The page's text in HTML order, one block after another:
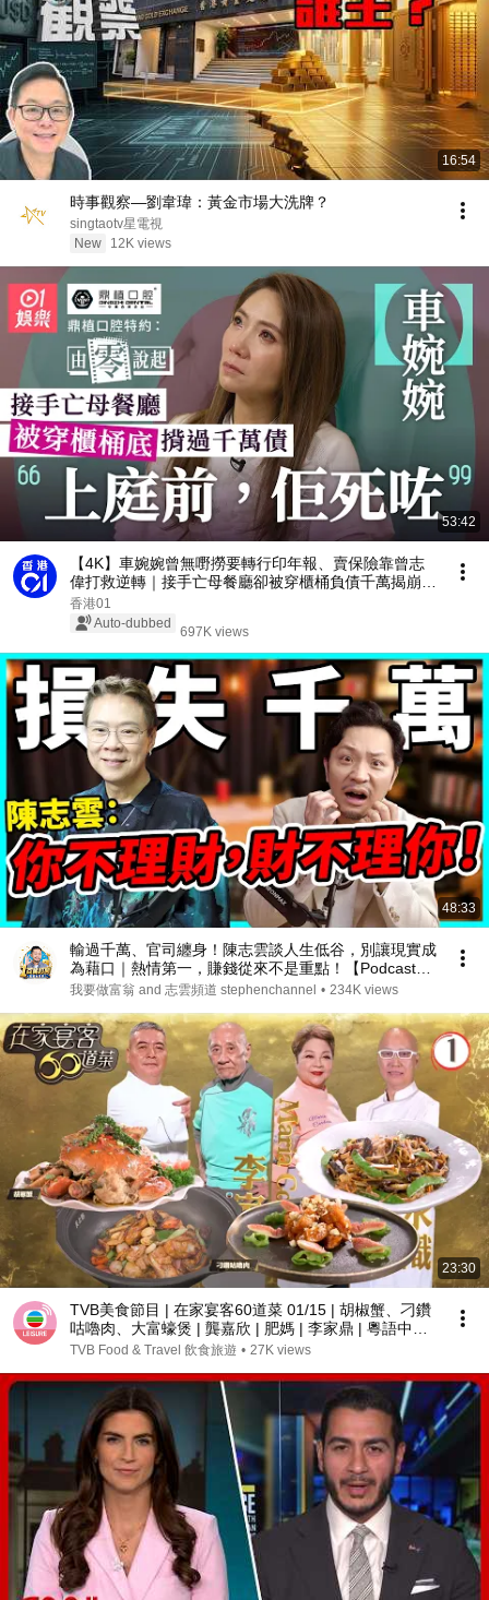
16:54
時事觀察—劉韋瑋：黃金市場大洗牌？
singtaotv星電視
New
12K views
53:42
【4K】車婉婉曾無嘢撈要轉行印年報、賣保險靠曾志
偉打救逆轉｜接手亡母餐廳卻被穿櫃桶負債千萬揭崩潰
真相：正義不一定浮面｜由零說起｜藝人專訪｜01娛
樂｜香港01｜中年好聲音｜皆大歡喜｜野獸刑警｜古
香港01
Auto-dubbed
697K views
48:33
輸過千萬、官司纏身！陳志雲談人生低谷，別讓現實成
為藉口｜熱情第一，賺錢從來不是重點！【Podcast】
#陳志雲 #理財
我要做富翁 and 志雲頻道 stephenchannel • 234K views
23:30
TVB美食節目 | 在家宴客60道菜 01/15 | 胡椒蟹、刁鑽
咕嚕肉、大富蠔煲 | 龔嘉欣 | 肥媽 | 李家鼎 | 粵語中字 |
2025 | 60 Delicacies for Guests
TVB Food & Travel 飲食旅遊 • 27K views